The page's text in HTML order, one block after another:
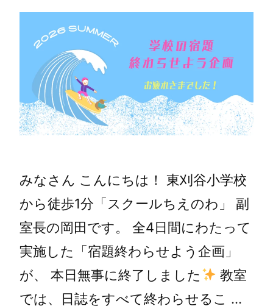
みなさん こんにちは！ 東刈谷小学校
から徒歩1分「スクールちえのわ」 副
室長の岡田です。 全4日間にわたって
実施した「宿題終わらせよう企画」
が、 本日無事に終了しました
教室
では、日誌をすべて終わらせるこ …